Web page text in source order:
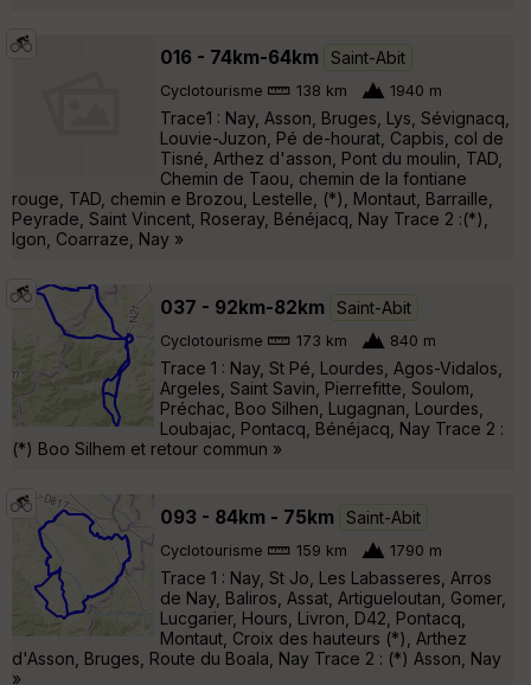
016 - 74km-64km Saint-Abit
Cyclotourisme 138 km 1940 m
Trace1 : Nay, Asson, Bruges, Lys, Sévignacq,
Louvie-Juzon, Pé de-hourat, Capbis, col de
Tisné, Arthez d'asson, Pont du moulin, TAD,
Chemin de Taou, chemin de la fontiane
rouge, TAD, chemin e Brozou, Lestelle, (*), Montaut, Barraille,
Peyrade, Saint Vincent, Roseray, Bénéjacq, Nay Trace 2 :(*),
Igon, Coarraze, Nay »
037 - 92km-82km Saint-Abit
Cyclotourisme 173 km 840 m
Trace 1 : Nay, St Pé, Lourdes, Agos-Vidalos,
Argeles, Saint Savin, Pierrefitte, Soulom,
Préchac, Boo Silhen, Lugagnan, Lourdes,
Loubajac, Pontacq, Bénéjacq, Nay Trace 2 :
(*) Boo Silhem et retour commun »
093 - 84km - 75km Saint-Abit
Cyclotourisme 159 km 1790 m
Trace 1 : Nay, St Jo, Les Labasseres, Arros
de Nay, Baliros, Assat, Artigueloutan, Gomer,
Lucgarier, Hours, Livron, D42, Pontacq,
Montaut, Croix des hauteurs (*), Arthez
d'Asson, Bruges, Route du Boala, Nay Trace 2 : (*) Asson, Nay
»